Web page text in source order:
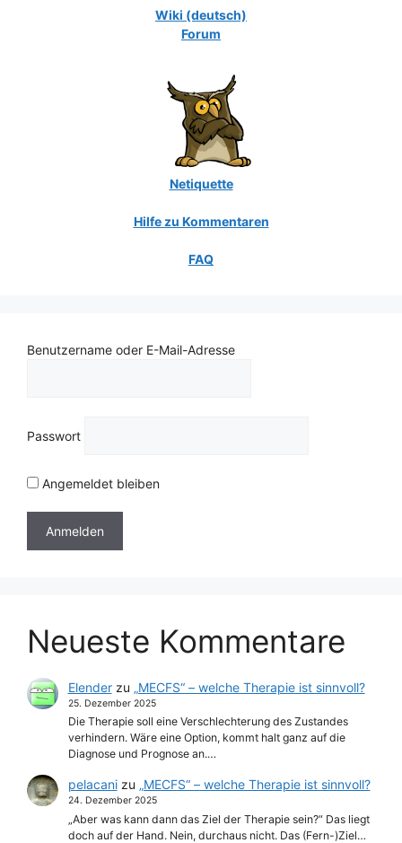
Wiki (deutsch)
Forum
Netiquette
Hilfe zu Kommentaren
FAQ
Benutzername oder E-Mail-Adresse
Passwort
Angemeldet bleiben
Neueste Kommentare
Elenderzu „MECFS“ – welche Therapie ist sinnvoll?
25. Dezember 2025
Die Therapie soll eine Verschlechterung des Zustandes
verhindern. Wäre eine Option, kommt halt ganz auf die
Diagnose und Prognose an.…
pelacanizu „MECFS“ – welche Therapie ist sinnvoll?
24. Dezember 2025
„Aber was kann dann das Ziel der Therapie sein?“ Das liegt
doch auf der Hand. Nein, durchaus nicht. Das (Fern-)Ziel…